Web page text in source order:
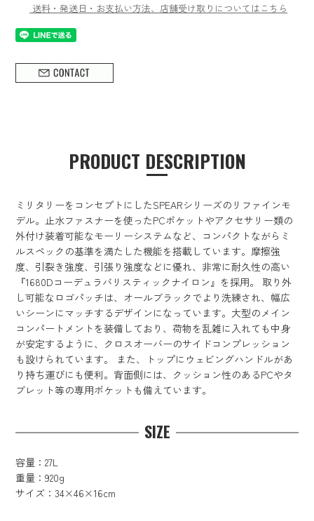
送料・発送日・お支払い方法、店舗受け取りについてはこちら
PRODUCT DESCRIPTION
ミリタリーをコンセプトにしたSPEARシリーズのリファインモ
デル。止水ファスナーを使ったPCポケットやアクセサリー類の
外付け装着可能なモーリーシステムなど、コンパクトながらミ
ルスペックの基準を満たした機能を搭載しています。摩擦強
度、引裂き強度、引張り強度などに優れ、非常に耐久性の高い
『1680Dコーデュラバリスティックナイロン』を採用。 取り外
し可能なロゴパッチは、オールブラックでより洗練され、幅広
いシーンにマッチするデザインになっています。大型のメイン
コンパートメントを装備しており、荷物を乱雑に入れても中身
が安定するように、クロスオーバーのサイドコンプレッション
も設けられています。 また、トップにウェビングハンドルがあ
り持ち運びにも便利。背面側には、クッション性のあるPCやタ
ブレット等の専用ポケットも備えています。
SIZE
容量：27L
重量：920g
サイズ：34×46×16cm